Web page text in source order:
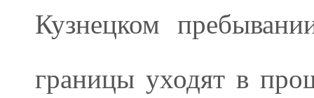
Кузнецком
границы уходят в